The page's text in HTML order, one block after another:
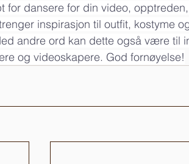
for dansere for din video,
inspirasjon til outfit, kostyme
andre ord kan dette også være til
og videoskapere. God fornøyelse!